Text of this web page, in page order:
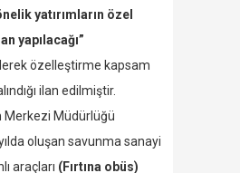
yatırımların özel
yapılacağı”
özelleştirme kapsam
ilan edilmiştir.
Merkezi Müdürlüğü
oluşan savunma sanayi
araçları (Fırtına obüs)